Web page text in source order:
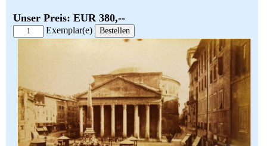
Unser Preis: EUR 380,--
Exemplar(e)